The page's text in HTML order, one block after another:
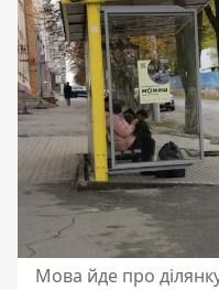
Мова йде про